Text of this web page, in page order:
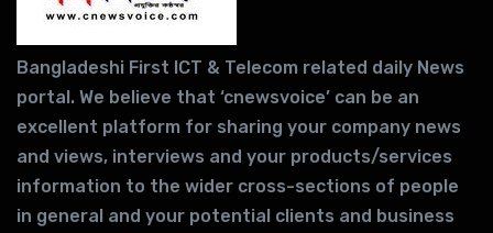
Bangladeshi First ICT & Telecom related daily News
portal. We believe that ‘cnewsvoice’ can be an
excellent platform for sharing your company news
and views, interviews and your products/services
information to the wider cross-sections of people
in general and your potential clients and business